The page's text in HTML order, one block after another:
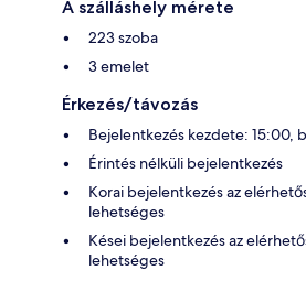
A szálláshely mérete
223 szoba
3 emelet
Érkezés/távozás
Bejelentkezés kezdete: 15:00,
Érintés nélküli bejelentkezés
Korai bejelentkezés az
lehetséges
Kései bejelentkezés az
lehetséges